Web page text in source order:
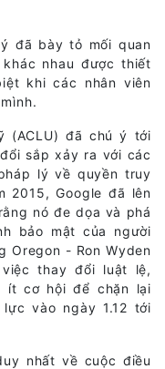
đã bày tỏ mối quan
nhau được thiết
khi các nhân viên
(ACLU) đã chú ý tới
sắp xảy ra với các
lý về quyền truy
2015, Google đã lên
nó đe dọa và phá
bảo mật của người
Oregon - Ron Wyden
thay đổi luật lệ,
ít cơ hội để chặn lại
vào ngày 1.12 tới
nhất về cuộc điều